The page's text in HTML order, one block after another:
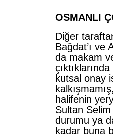
OSMANLI
Diğer
Bağdat’ı ve
da makam
kutsal onay
halifenin
Sultan Selim
durumu ya
kadar buna